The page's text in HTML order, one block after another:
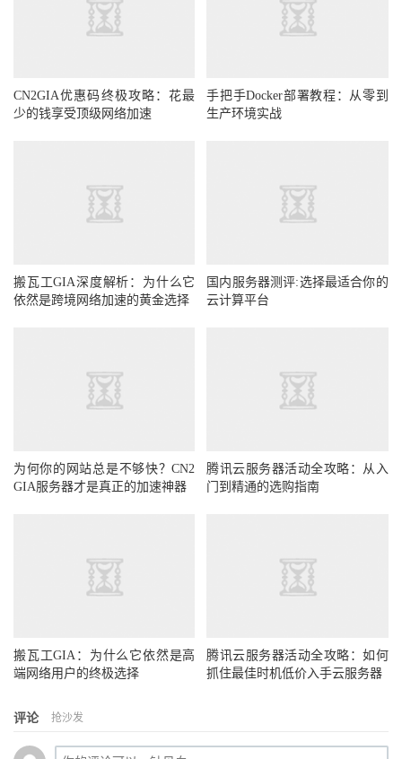
CN2GIA优惠码终极攻略：花最
少的钱享受顶级网络加速
手把手Docker部署教程：从零到
生产环境实战
搬瓦工GIA深度解析：为什么它
依然是跨境网络加速的黄金选择
国内服务器测评:选择最适合你的
云计算平台
为何你的网站总是不够快？CN2
GIA服务器才是真正的加速神器
腾讯云服务器活动全攻略：从入
门到精通的选购指南
搬瓦工GIA：为什么它依然是高
端网络用户的终极选择
腾讯云服务器活动全攻略：如何
抓住最佳时机低价入手云服务器
评论 抢沙发